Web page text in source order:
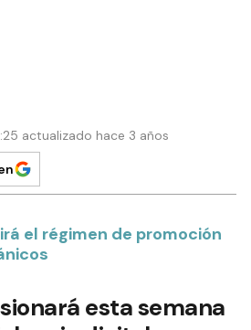
actualizado hace 3 años
el régimen de promoción
esta semana